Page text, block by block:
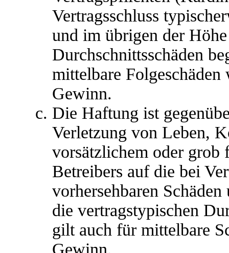
Vertragsschluss
und im übrigen der
Durchschnittsschäden
mittelbare Folgeschäden
Gewinn.
Die Haftung ist
Verletzung von Leben,
vorsätzlichem oder grob
Betreibers auf die bei
vorhersehbaren
die vertragstypischen
gilt auch für mittelbare